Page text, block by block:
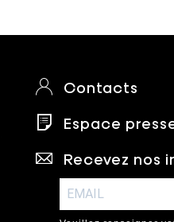
Contacts
Espace
Recevez nos